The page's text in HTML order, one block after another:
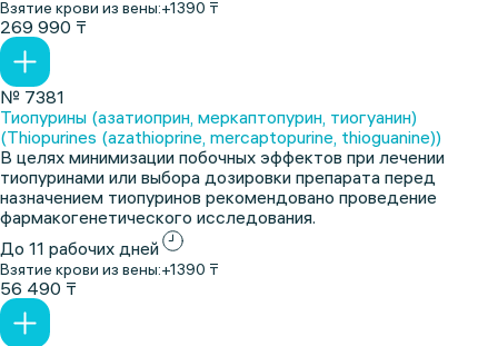
Взятие крови из вены:+1390 ₸
269 990 ₸
№ 7381
Тиопурины (азатиоприн, меркаптопурин, тиогуанин)
(Thiopurines (azathioprine, mercaptopurine, thioguanine))
В целях минимизации побочных эффектов при лечении
тиопуринами или выбора дозировки препарата перед
назначением тиопуринов рекомендовано проведение
фармакогенетического исследования.
До 11 рабочих дней
Взятие крови из вены:+1390 ₸
56 490 ₸